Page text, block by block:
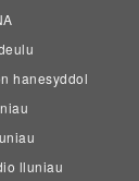
hanesyddol
lluniau